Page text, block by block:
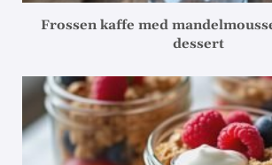
Frossen kaffe med
dessert